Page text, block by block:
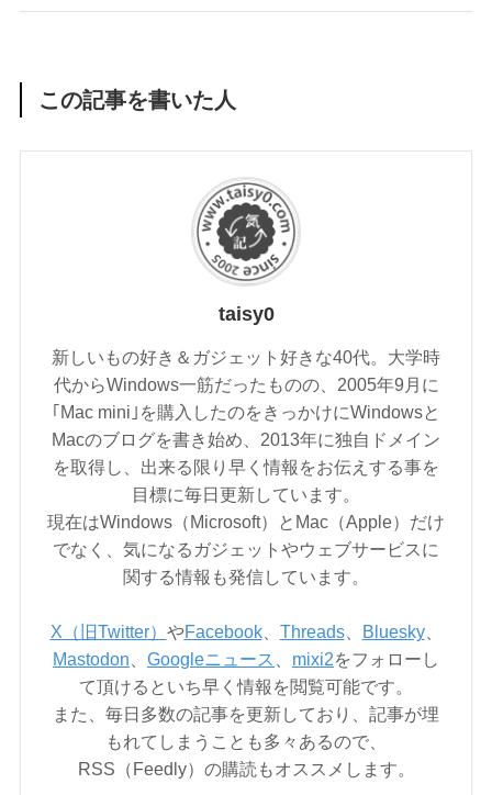
この記事を書いた人
taisy0
新しいもの好き＆ガジェット好きな40代。大学時
代からWindows一筋だったものの、2005年9月に
｢Mac mini｣を購入したのをきっかけにWindowsと
Macのブログを書き始め、2013年に独自ドメイン
を取得し、出来る限り早く情報をお伝えする事を
目標に毎日更新しています。
現在はWindows（Microsoft）とMac（Apple）だけ
でなく、気になるガジェットやウェブサービスに
関する情報も発信しています。
X（旧Twitter） やFacebook、 Threads、 Bluesky、
Mastodon
Googleニュース mixi2をフォローし
て頂けるといち早く情報を閲覧可能です。
また、毎日多数の記事を更新しており、記事が埋
もれてしまうことも多々あるので、
RSS（Feedly）の購読もオススメします。